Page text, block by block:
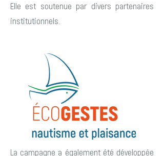
Elle est soutenue par divers partenaires
institutionnels.
La campagne a également été développée